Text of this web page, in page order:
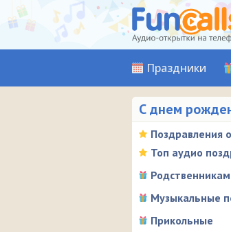
Праздники
С днем
Поздравления
Топ аудио
Родственникам
Музыкальные
Прикольные